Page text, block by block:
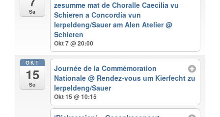
Sa
zesumme mat de Choralle Caecilia vu
Schieren a Concordia vun
Ierpeldeng/Sauer am Alen Atelier@
Schieren
Okt 7 @ 20:00
OKT
15
So
Journée de la Commémoration
Nationale@ Rendez-vous um Kierfecht zu
Ierpeldeng/Sauer
Okt 15 @ 10:15